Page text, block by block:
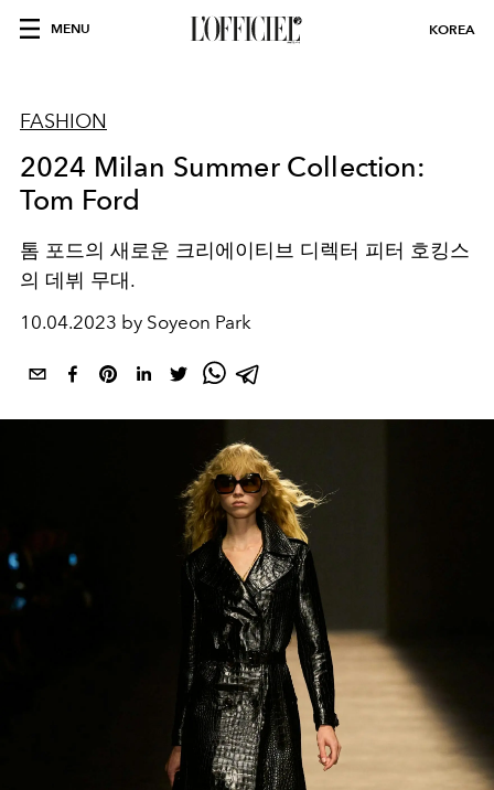
MENU KOREA
FASHION
2024 Milan Summer Collection:
Tom Ford
톰 포드의 새로운 크리에이티브 디렉터 피터 호킹스
의 데뷔 무대.
10.04.2023 by Soyeon Park